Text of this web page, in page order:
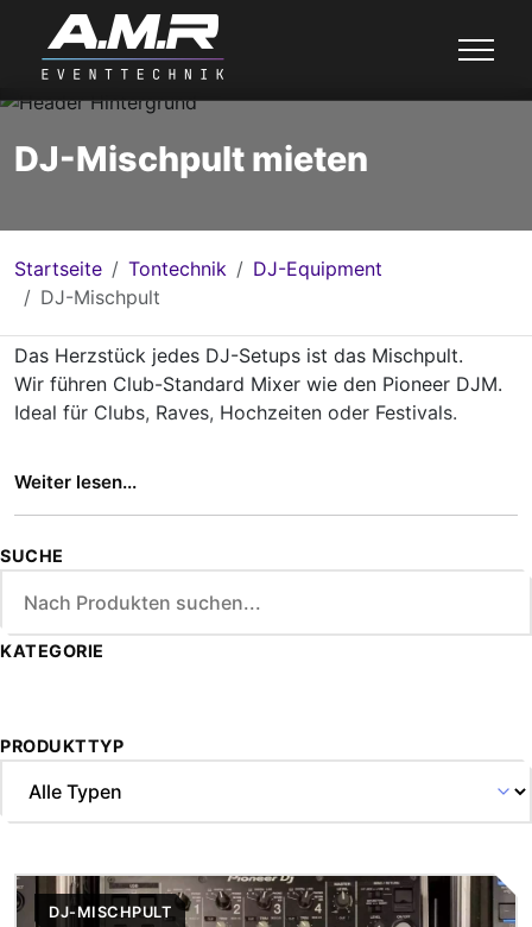
DJ-Mischpult mieten
Startseite Tontechnik
DJ-Equipment
DJ-Mischpult
Das Herzstück jedes DJ-Setups ist das Mischpult.
Wir führen Club-Standard Mixer wie den Pioneer DJM.
Ideal für Clubs, Raves, Hochzeiten oder Festivals.
DJ Mischpulte jetzt bei uns in Main-Spessart,
Weiter lesen...
SUCHE
KATEGORIE
PRODUKTTYP
DJ-MISCHPULT